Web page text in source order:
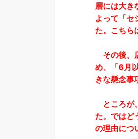
層には大き
よって「セ
た。こちら
その後、
め、「6月
きな懸念事
ところが
た。ではど
の理由につ